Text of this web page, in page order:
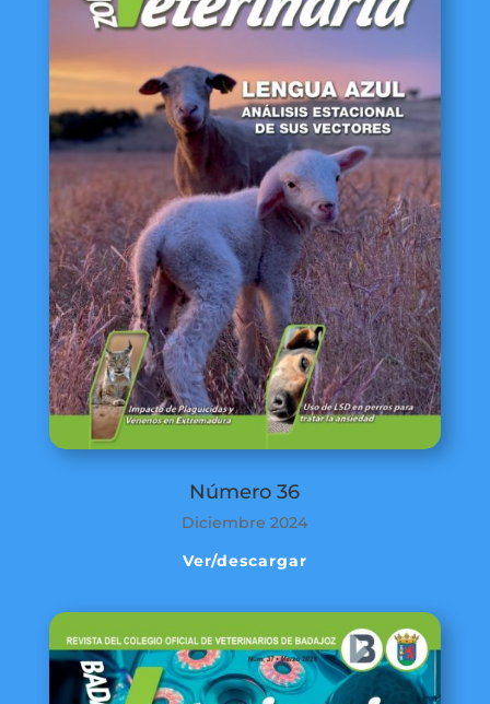
Número 36
Diciembre 2024
Ver/descargar